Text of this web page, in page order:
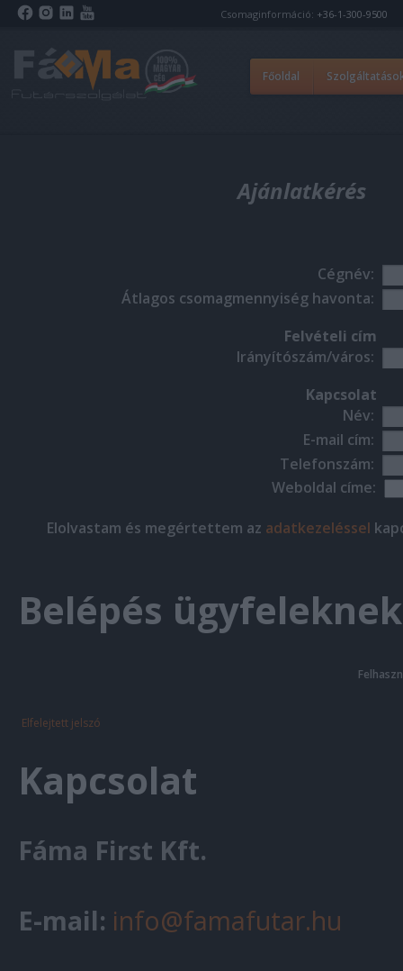
Csomaginformáció: +36-1-300-9500
Főoldal
Ajánlatkérés
Cégnév:
Átlagos csomagmennyiség havonta:
Felvételi cím
Irányítószám/város:
Kapcsolat
Név:
E-mail cím:
Telefonszám:
Weboldal címe:
Elolvastam és megértettem az adatkezeléssel
Belépés ügyfeleknek
Elfelejtett jelszó
Kapcsolat
Fáma First Kft.
E-mail: info@famafutar.hu